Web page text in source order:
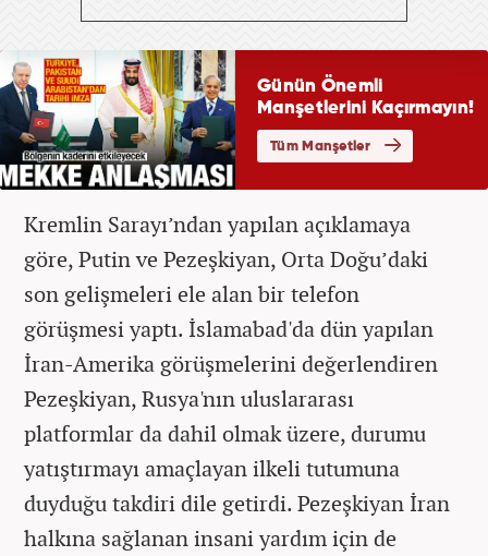
Kremlin Sarayı’ndan yapılan açıklamaya
göre, Putin ve Pezeşkiyan, Orta Doğu’daki
son gelişmeleri ele alan bir telefon
görüşmesi yaptı. İslamabad'da dün yapılan
İran-Amerika görüşmelerini değerlendiren
Pezeşkiyan, Rusya'nın uluslararası
platformlar da dahil olmak üzere, durumu
yatıştırmayı amaçlayan ilkeli tutumuna
duyduğu takdiri dile getirdi. Pezeşkiyan İran
halkına sağlanan insani yardım için de